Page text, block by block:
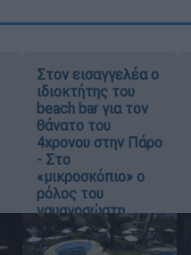
Στον εισαγγελέα ο
ιδιοκτήτης του
beach bar για τον
θάνατο του
4χρονου στην Πάρο
- Στο
«μικροσκόπιο» ο
ρόλος του
ναυαγοσώστη